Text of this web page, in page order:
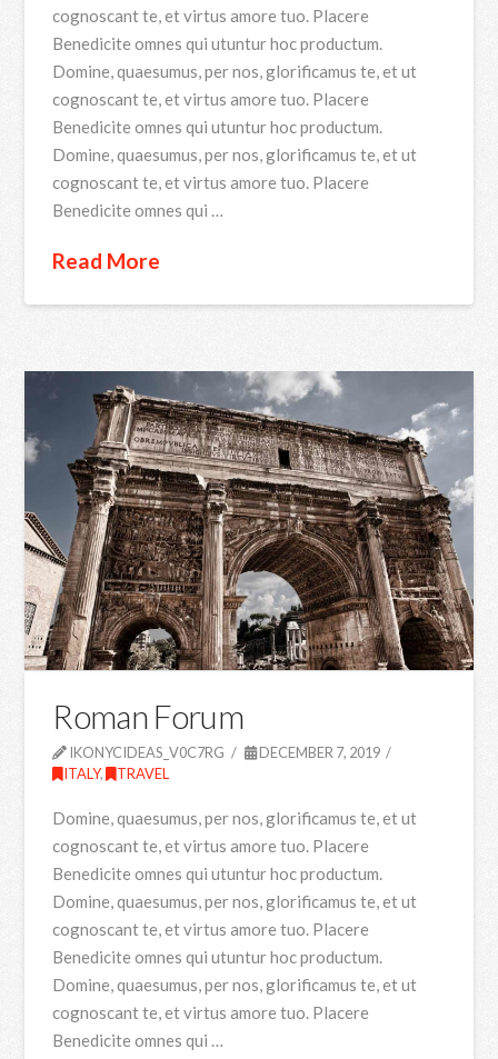
cognoscant te, et virtus amore tuo. Placere
Benedicite omnes qui utuntur hoc productum.
Domine, quaesumus, per nos, glorificamus te, et ut
cognoscant te, et virtus amore tuo. Placere
Benedicite omnes qui utuntur hoc productum.
Domine, quaesumus, per nos, glorificamus te, et ut
cognoscant te, et virtus amore tuo. Placere
Benedicite omnes qui …
Read More
Roman Forum
IKONYCIDEAS_V0C7RG
DECEMBER 7, 2019
ITALY, TRAVEL
Domine, quaesumus, per nos, glorificamus te, et ut
cognoscant te, et virtus amore tuo. Placere
Benedicite omnes qui utuntur hoc productum.
Domine, quaesumus, per nos, glorificamus te, et ut
cognoscant te, et virtus amore tuo. Placere
Benedicite omnes qui utuntur hoc productum.
Domine, quaesumus, per nos, glorificamus te, et ut
cognoscant te, et virtus amore tuo. Placere
Benedicite omnes qui …